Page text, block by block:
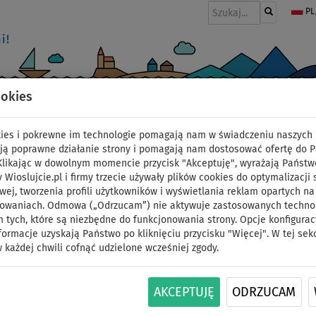
i pokrewne im technologie pomagają nam w świadczeniu naszych
poprawne działanie strony i pomagają nam dostosować ofertę do
w dowolnym momencie przycisk "Akceptuję", wyrażają
Wioslujcie.pl i firmy trzecie używały plików cookies do optymalizacji
tworzenia profili użytkowników i wyświetlania reklam opartych na
Odmowa („Odrzucam”) nie aktywuje zastosowanych
tych, które są niezbędne do funkcjonowania strony. Opcje
uzyskają Państwo po kliknięciu przycisku "Więcej". W tej
każdej chwili cofnąć udzielone wcześniej zgody.
AKCEPTUJĘ ODRZUCAM
MARINA - ELECTRO SUP
Deska SUP Aqua Marina eFusion z silnkiem BlueDrive S
28.04.2025
Deska SUP Aqua Marina Fusion 10'10" z silnikiem BlueDrive
elektrycznego napędu, umożliwiającego komfortowe